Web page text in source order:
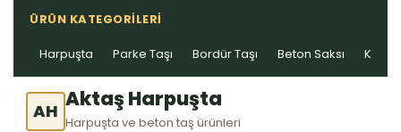
ÜRÜN KATEGORILERI
Harpuşta Parke Taşı Bordür Taşı Beton Saksı Kablo
AH Aktaş Harpuşta
Harpuşta ve beton taş ürünleri